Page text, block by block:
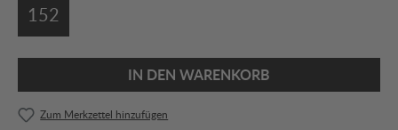
152
IN DEN WARENKORB
Zum Merkzettel hinzufügen